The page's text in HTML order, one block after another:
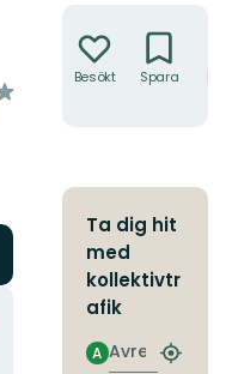
Besökt Spara
Ta dig hit
med
kollektivtr
afik
Avresa
A
Hitta